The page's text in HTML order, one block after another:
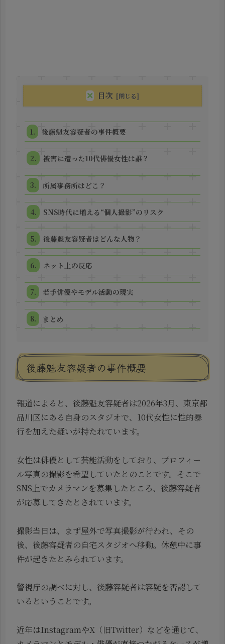
目次
後藤魁友容疑者の事件概要
被害に遭った10代俳優女性は誰？
所属事務所はどこ？
SNS時代に増える“個人撮影”のリスク
後藤魁友容疑者はどんな人物？
ネット上の反応
若手俳優やモデル活動の現実
まとめ
後藤魁友容疑者の事件概要
報道によると、後藤魁友容疑者は2026年3月、東京都
品川区にある自身のスタジオで、10代女性に性的暴
行を加えた疑いが持たれています。
女性は俳優として芸能活動をしており、プロフィー
ル写真の撮影を希望していたとのことです。そこで
SNS上でカメラマンを募集したところ、後藤容疑者
が応募してきたとされています。
撮影当日は、まず屋外で写真撮影が行われ、その
後、後藤容疑者の自宅スタジオへ移動。休憩中に事
件が起きたとみられています。
警視庁の調べに対し、後藤容疑者は容疑を否認して
いるということです。
近年はInstagramやX（旧Twitter）などを通じて、